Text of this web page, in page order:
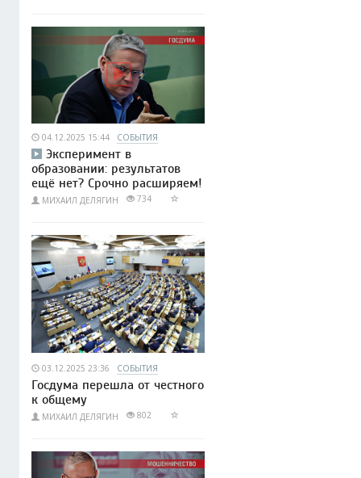
04.12.2025 15:44 СОБЫТИЯ
Эксперимент в
образовании: результатов
ещё нет? Срочно расширяем!
МИХАИЛ ДЕЛЯГИН 734
03.12.2025 23:36 СОБЫТИЯ
Госдума перешла от честного
к общему
МИХАИЛ ДЕЛЯГИН 802